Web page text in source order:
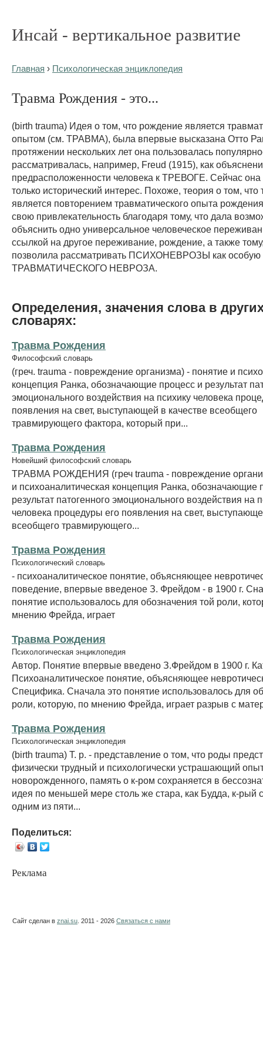
Инсай - вертикальное развитие
Главная › Психологическая энциклопедия
Травма Рождения - это...
(birth trauma) Идея о том, что рождение является
опытом (см. ТРАВМА), была впервые высказана Отто
протяжении нескольких лет она пользовалась
рассматривалась, например, Freud (1915), как
предрасположенности человека к ТРЕВОГЕ. Сейчас она
только исторический интерес. Похоже, теория о том, что
является повторением травматического опыта
свою привлекательность благодаря тому, что дала
объяснить одно универсальное человеческое
ссылкой на другое переживание, рождение, а также
позволила рассматривать ПСИХОНЕВРОЗЫ как
ТРАВМАТИЧЕСКОГО НЕВРОЗА.
Определения, значения слова в
словарях:
Травма Рождения
Философский словарь
(греч. trauma - повреждение организма) - понятие и
концепция Ранка, обозначающие процесс и результат
эмоционального воздействия на психику человека
появления на свет, выступающей в качестве всеобщего
травмирующего фактора, который при...
Травма Рождения
Новейший философский словарь
ТРАВМА РОЖДЕНИЯ (греч trauma - повреждение
и психоаналитическая концепция Ранка, обозначающие
результат патогенного эмоционального воздействия на
человека процедуры его появления на свет,
всеобщего травмирующего...
Травма Рождения
Психологический словарь
- психоаналитическое понятие, объясняющее
поведение, впервые введеное З. Фрейдом - в 1900 г.
понятие использовалось для обозначения той роли,
мнению Фрейда, играет
Травма Рождения
Психологическая энциклопедия
Автор. Понятие впервые введено З.Фрейдом в 1900 г.
Психоаналитическое понятие, объясняющее
Специфика. Сначала это понятие использовалось для
роли, которую, по мнению Фрейда, играет разрыв с
Травма Рождения
Психологическая энциклопедия
(birth trauma) Т. р. - представление о том, что роды
физически трудный и психологически устрашающий
новорожденного, память о к-ром сохраняется в
идея по меньшей мере столь же стара, как Будда, к-рый
одним из пяти...
Поделиться:
Реклама
Сайт сделан в znai.su . 2011 - 2026 Связаться с нами